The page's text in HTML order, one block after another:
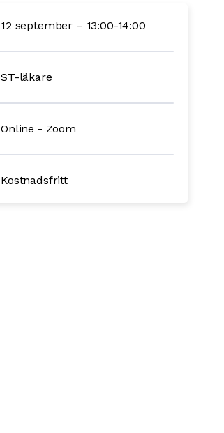
12 september – 13:00-14:00
ST-läkare
Online - Zoom
Kostnadsfritt